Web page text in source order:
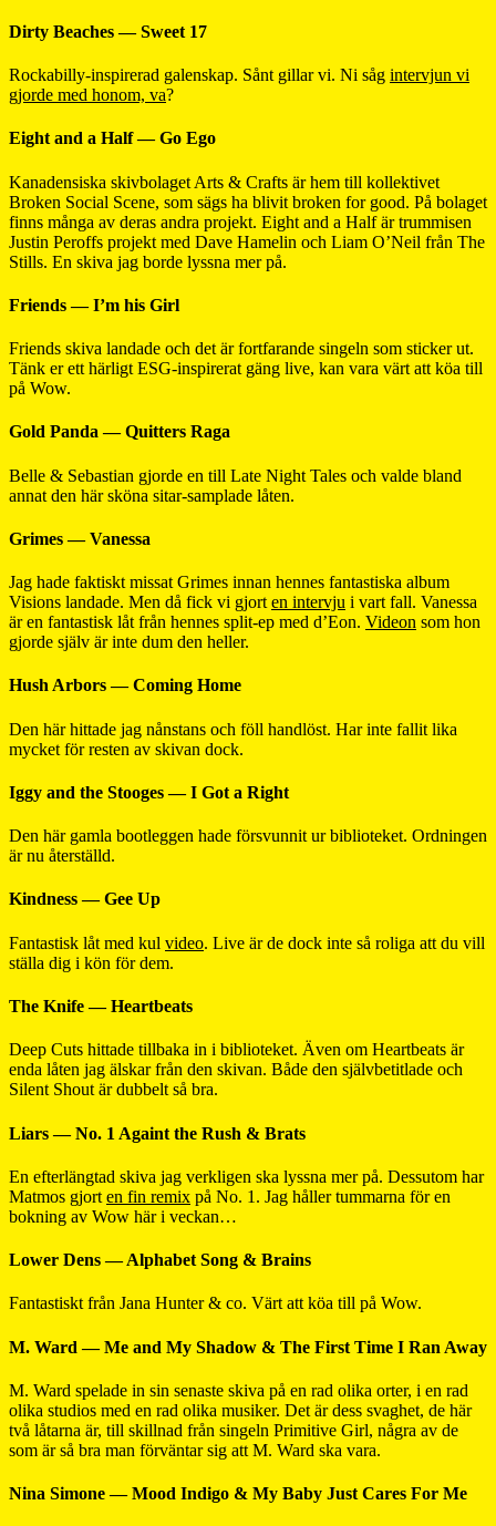
Dirty Beaches — Sweet 17
Rockabilly-inspirerad galenskap. Sånt gillar vi. Ni såg intervjun vi
gjorde med honom, va?
Eight and a Half — Go Ego
Kanadensiska skivbolaget Arts & Crafts är hem till kollektivet
Broken Social Scene, som sägs ha blivit broken for good. På bolaget
finns många av deras andra projekt. Eight and a Half är trummisen
Justin Peroffs projekt med Dave Hamelin och Liam O’Neil från The
Stills. En skiva jag borde lyssna mer på.
Friends — I’m his Girl
Friends skiva landade och det är fortfarande singeln som sticker ut.
Tänk er ett härligt ESG-inspirerat gäng live, kan vara värt att köa till
på Wow.
Gold Panda — Quitters Raga
Belle & Sebastian gjorde en till Late Night Tales och valde bland
annat den här sköna sitar-samplade låten.
Grimes — Vanessa
Jag hade faktiskt missat Grimes innan hennes fantastiska album
Visions landade. Men då fick vi gjort en intervju i vart fall. Vanessa
är en fantastisk låt från hennes split-ep med d’Eon. Videon som hon
gjorde själv är inte dum den heller.
Hush Arbors — Coming Home
Den här hittade jag nånstans och föll handlöst. Har inte fallit lika
mycket för resten av skivan dock.
Iggy and the Stooges — I Got a Right
Den här gamla bootleggen hade försvunnit ur biblioteket. Ordningen
är nu återställd.
Kindness — Gee Up
Fantastisk låt med kul video. Live är de dock inte så roliga att du vill
ställa dig i kön för dem.
The Knife — Heartbeats
Deep Cuts hittade tillbaka in i biblioteket. Även om Heartbeats är
enda låten jag älskar från den skivan. Både den självbetitlade och
Silent Shout är dubbelt så bra.
Liars — No. 1 Againt the Rush & Brats
En efterlängtad skiva jag verkligen ska lyssna mer på. Dessutom har
Matmos gjort en fin remix på No. 1. Jag håller tummarna för en
bokning av Wow här i veckan…
Lower Dens — Alphabet Song & Brains
Fantastiskt från Jana Hunter & co. Värt att köa till på Wow.
M. Ward — Me and My Shadow & The First Time I Ran Away
M. Ward spelade in sin senaste skiva på en rad olika orter, i en rad
olika studios med en rad olika musiker. Det är dess svaghet, de här
två låtarna är, till skillnad från singeln Primitive Girl, några av de
som är så bra man förväntar sig att M. Ward ska vara.
Nina Simone — Mood Indigo & My Baby Just Cares For Me